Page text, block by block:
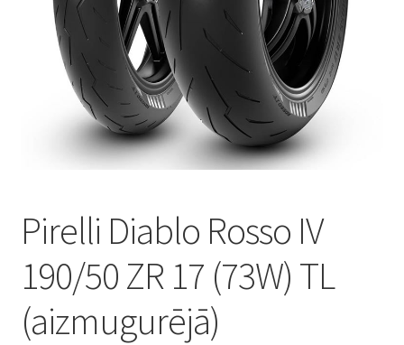
Pirelli Diablo Rosso IV
190/50 ZR 17 (73W) TL
(aizmugurējā)